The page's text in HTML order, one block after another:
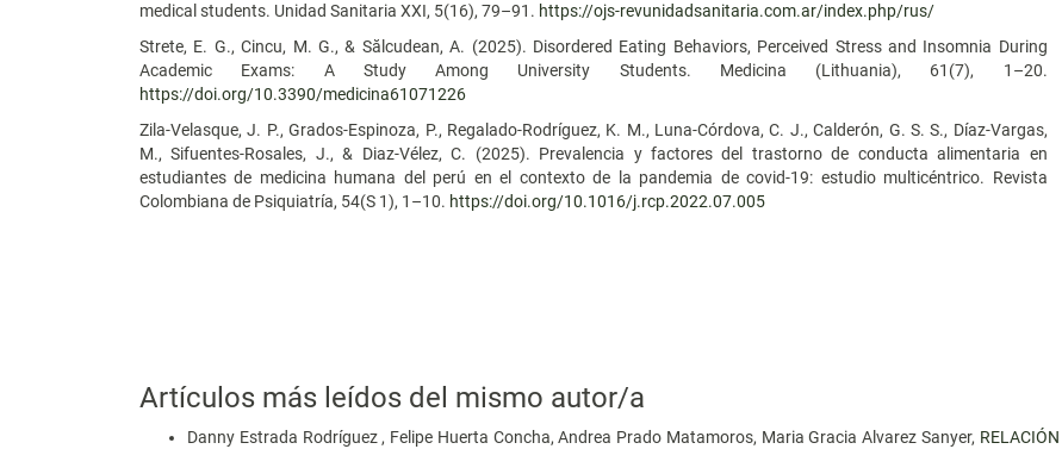
medical students. Unidad Sanitaria XXI, 5(16), 79–91. https://ojs-revunidadsanitaria.com.ar/index.php/rus/
Strete, E. G., Cincu, M. G., & Sălcudean, A. (2025). Disordered Eating Behaviors, Perceived Stress and Insomnia During
Academic Exams: A Study Among University Students. Medicina (Lithuania), 61(7), 1–20.
https://doi.org/10.3390/medicina61071226
Zila-Velasque, J. P., Grados-Espinoza, P., Regalado-Rodríguez, K. M., Luna-Córdova, C. J., Calderón, G. S. S., Díaz-Vargas,
M., Sifuentes-Rosales, J., & Diaz-Vélez, C. (2025). Prevalencia y factores del trastorno de conducta alimentaria en
estudiantes de medicina humana del perú en el contexto de la pandemia de covid-19: estudio multicéntrico. Revista
Colombiana de Psiquiatría, 54(S 1), 1–10. https://doi.org/10.1016/j.rcp.2022.07.005
Artículos más leídos del mismo autor/a
Danny Estrada Rodríguez , Felipe Huerta Concha, Andrea Prado Matamoros, Maria Gracia Alvarez Sanyer,